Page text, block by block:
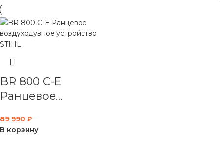
BR 800 C-E
Ранцевое
устройство STIHL
89 990 ₽
В корзину